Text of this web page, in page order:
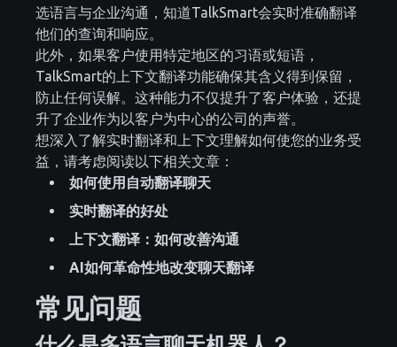
选语言与企业沟通，知道TalkSmart会实时准确翻译
他们的查询和响应。
此外，如果客户使用特定地区的习语或短语，
TalkSmart的上下文翻译功能确保其含义得到保留，
防止任何误解。这种能力不仅提升了客户体验，还提
升了企业作为以客户为中心的公司的声誉。
想深入了解实时翻译和上下文理解如何使您的业务受
益，请考虑阅读以下相关文章：
如何使用自动翻译聊天
实时翻译的好处
上下文翻译：如何改善沟通
AI如何革命性地改变聊天翻译
常见问题